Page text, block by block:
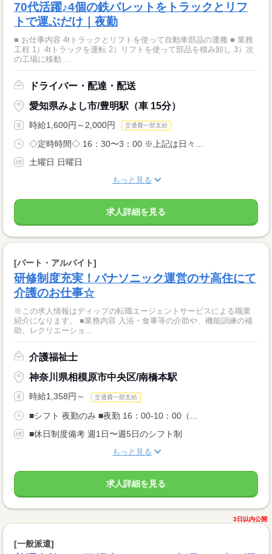
70代活躍♪4個の鉄パレットをトラックとリフ
トで運ぶだけ｜夜勤
■ お仕事内容 4tトラックとリフトを使って自動車部品の運搬 ■ 業務
工程 1）4tトラックを運転 2）リフトを使って部品を積み卸し 3）次
の工場に移動 ...
ドライバー・配達・配送
愛知県みよし市/豊明駅（車 15分）
時給1,600円～2,000円 交通費一部支給
◇定時時間◇ 16：30〜3：00 ※上記は日々...
土曜日 日曜日
もっと見る
求人詳細を見る
[パート・アルバイト]
研修制度充実！パナソニック運営のサ高住にて
介護のお仕事☆
※この求人情報はディップの転職エージェントサービスによる職業
紹介になります。 ■業務内容 入浴・食事等の介助や、機能訓練の補
助、レクリエーショ...
介護福祉士
神奈川県相模原市中央区/南橋本駅
時給1,358円～ 交通費一部支給
■シフト 夜勤のみ ■夜勤 16：00-10：00（...
■休日制度備考 週1日〜週5日のシフト制
もっと見る
求人詳細を見る
3日以内公開
[一般派遣]